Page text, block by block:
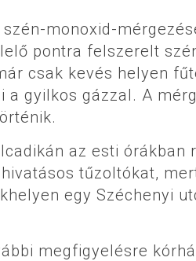
monoxid-
pontra felszerelt
csak kevés helyen
gyilkos gázzal. A
az esti órákban
tűzoltókat,
egy Széchenyi
megfigyelésre